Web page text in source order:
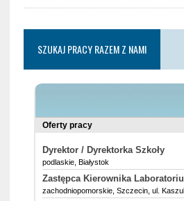
SZUKAJ PRACY RAZEM Z NAMI